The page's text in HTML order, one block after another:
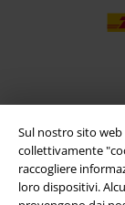
Sul nostro sito
collettivamente
raccogliere
loro dispositivi.